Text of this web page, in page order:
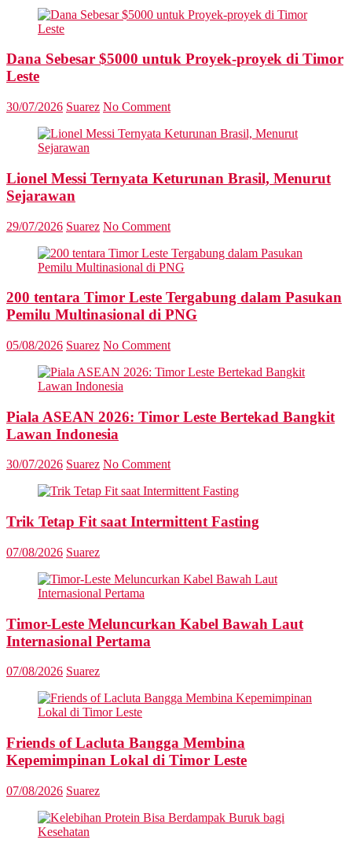
Dana Sebesar $5000 untuk Proyek-proyek di Timor
Leste
30/07/2026 Suarez No Comment
Lionel Messi Ternyata Keturunan Brasil, Menurut
Sejarawan
29/07/2026 Suarez No Comment
200 tentara Timor Leste Tergabung dalam Pasukan
Pemilu Multinasional di PNG
05/08/2026 Suarez No Comment
Piala ASEAN 2026: Timor Leste Bertekad Bangkit
Lawan Indonesia
30/07/2026 Suarez No Comment
Trik Tetap Fit saat Intermittent Fasting
07/08/2026 Suarez
Timor-Leste Meluncurkan Kabel Bawah Laut
Internasional Pertama
07/08/2026 Suarez
Friends of Lacluta Bangga Membina
Kepemimpinan Lokal di Timor Leste
07/08/2026 Suarez